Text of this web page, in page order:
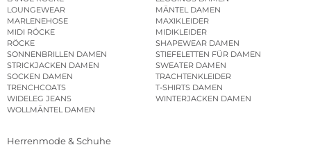
LOUNGEWEAR
MÄNTEL DAMEN
MARLENEHOSE
MAXIKLEIDER
MIDI RÖCKE
MIDIKLEIDER
RÖCKE
SHAPEWEAR DAMEN
SONNENBRILLEN DAMEN
STIEFELETTEN FÜR DAMEN
STRICKJACKEN DAMEN
SWEATER DAMEN
SOCKEN DAMEN
TRACHTENKLEIDER
TRENCHCOATS
T-SHIRTS DAMEN
WIDELEG JEANS
WINTERJACKEN DAMEN
WOLLMÄNTEL DAMEN
Herrenmode & Schuhe